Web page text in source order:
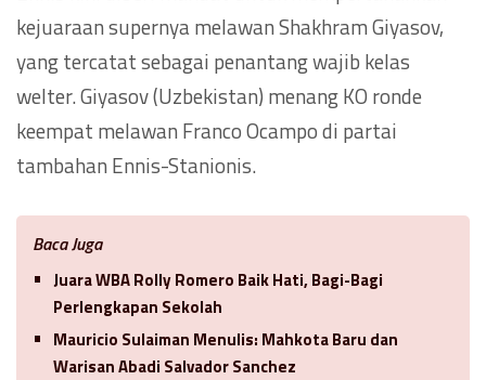
kejuaraan supernya melawan Shakhram Giyasov,
yang tercatat sebagai penantang wajib kelas
welter. Giyasov (Uzbekistan) menang KO ronde
keempat melawan Franco Ocampo di partai
tambahan Ennis-Stanionis.
Baca Juga
Juara WBA Rolly Romero Baik Hati, Bagi-Bagi
Perlengkapan Sekolah
Mauricio Sulaiman Menulis: Mahkota Baru dan
Warisan Abadi Salvador Sanchez